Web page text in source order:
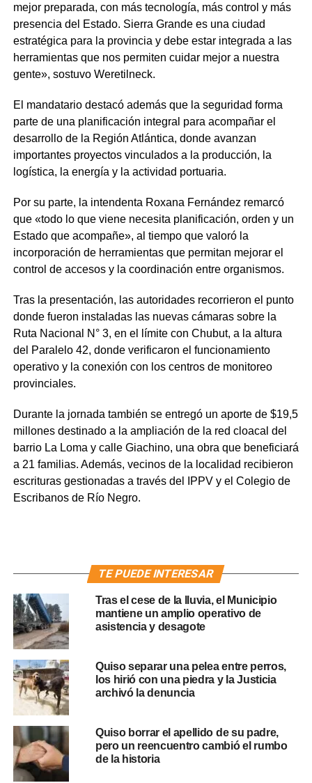
mejor preparada, con más tecnología, más control y más
presencia del Estado. Sierra Grande es una ciudad
estratégica para la provincia y debe estar integrada a las
herramientas que nos permiten cuidar mejor a nuestra
gente», sostuvo Weretilneck.
El mandatario destacó además que la seguridad forma
parte de una planificación integral para acompañar el
desarrollo de la Región Atlántica, donde avanzan
importantes proyectos vinculados a la producción, la
logística, la energía y la actividad portuaria.
Por su parte, la intendenta Roxana Fernández remarcó
que «todo lo que viene necesita planificación, orden y un
Estado que acompañe», al tiempo que valoró la
incorporación de herramientas que permitan mejorar el
control de accesos y la coordinación entre organismos.
Tras la presentación, las autoridades recorrieron el punto
donde fueron instaladas las nuevas cámaras sobre la
Ruta Nacional N° 3, en el límite con Chubut, a la altura
del Paralelo 42, donde verificaron el funcionamiento
operativo y la conexión con los centros de monitoreo
provinciales.
Durante la jornada también se entregó un aporte de $19,5
millones destinado a la ampliación de la red cloacal del
barrio La Loma y calle Giachino, una obra que beneficiará
a 21 familias. Además, vecinos de la localidad recibieron
escrituras gestionadas a través del IPPV y el Colegio de
Escribanos de Río Negro.
TE PUEDE INTERESAR
Tras el cese de la lluvia, el Municipio
mantiene un amplio operativo de
asistencia y desagote
Quiso separar una pelea entre perros,
los hirió con una piedra y la Justicia
archivó la denuncia
Quiso borrar el apellido de su padre,
pero un reencuentro cambió el rumbo
de la historia